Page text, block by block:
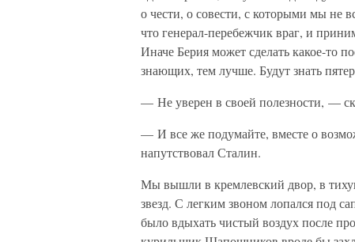
о чести, о совести, с которыми мы не
что генерал-перебежчик враг, и
Иначе Берия может сделать какое-то
знающих, тем лучше. Будут знать
— Не уверен в своей полезности, —
— И все же подумайте, вместе о
напутствовал Сталин.
Мы вышли в кремлевский двор, в
звезд. С легким звоном лопался под
было вдыхать чистый воздух после